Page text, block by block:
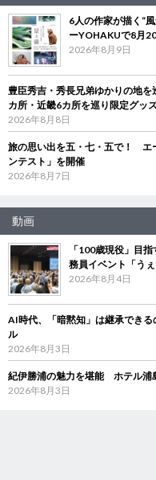
6人の作家が描く“
ーYOHAKUで8月
2026年8月9日
豊臣秀吉・秀長兄弟ゆかりの地
カ所・近畿6カ所を巡り限定グッ
2026年8月8日
旅の思い出を五・七・五で！ エ
ンテスト」を開催
2026年8月7日
動画
「100歳現役」目
務員イベント「うぇ
2026年8月4日
AI時代、「暗黙知」は継承でき
ル
2026年8月3日
紀伊勝浦の魅力を堪能 ホテル浦
2026年8月3日